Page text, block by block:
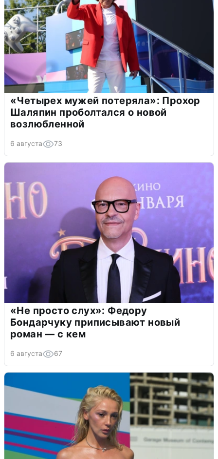
«Четырех мужей потеряла»: Прохор
Шаляпин проболтался о новой
возлюбленной
6 августа 73
«Не просто слух»: Федору
Бондарчуку приписывают новый
роман — с кем
6 августа 67